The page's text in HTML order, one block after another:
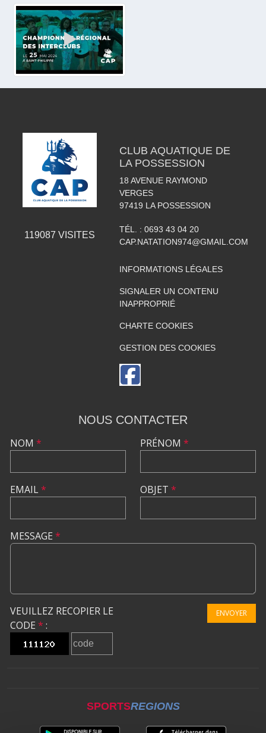
119087 VISITES
CLUB AQUATIQUE DE
LA POSSESSION
18 AVENUE RAYMOND
VERGES
97419 LA POSSESSION
TÉL. : 0693 43 04 20
CAP.NATATION974@GMAIL.COM
INFORMATIONS LÉGALES
SIGNALER UN CONTENU
INAPPROPRIÉ
CHARTE COOKIES
GESTION DES COOKIES
NOUS CONTACTER
NOM *
EMAIL*
PRÉNOM *
OBJET *
MESSAGE *
VEUILLEZ RECOPIER LE
CODE * :
ENVOYER
SPORTSREGIONS